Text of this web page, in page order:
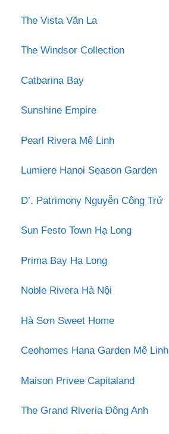
The Vista Văn La
The Windsor Collection
Catbarina Bay
Sunshine Empire
Pearl Rivera Mê Linh
Lumiere Hanoi Season Garden
D’. Patrimony Nguyễn Công Trứ
Sun Festo Town Hạ Long
Prima Bay Hạ Long
Noble Rivera Hà Nội
Hà Sơn Sweet Home
Ceohomes Hana Garden Mê Linh
Maison Privee Capitaland
The Grand Riveria Đông Anh